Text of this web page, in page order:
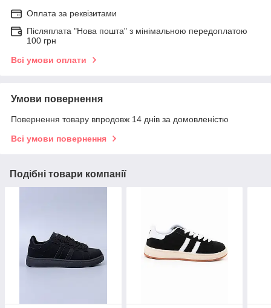
Оплата за реквізитами
Післяплата "Нова пошта" з мінімальною передоплатою
100 грн
Всі умови оплати
Умови повернення
Повернення товару впродовж 14 днів за домовленістю
Всі умови повернення
Подібні товари компанії